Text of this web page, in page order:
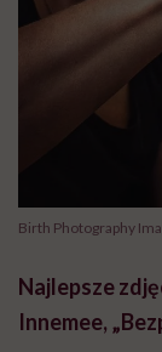
Birth Photography
Najlepsze
Innemee,